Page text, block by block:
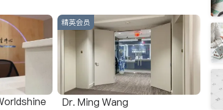
精英会员
Dr. Ming Wang